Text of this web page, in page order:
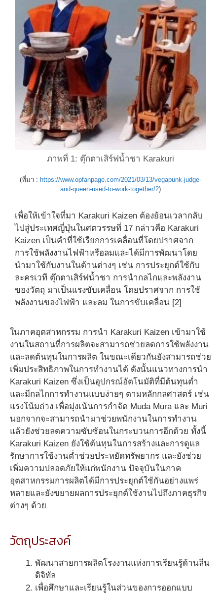
ภาพที่ 1: ตุ๊กตาเสิร์ฟน้ำชา Karakuri
(ที่มา : https://www.opfanpage.com/2021/03/13/vegapunk-judge-
and-queen-used-to-work-together/2)
เพื่อให้เข้าใจที่มา Karakuri Kaizen ต้องย้อนเวลากลับ
ไปสู่ประเทศญี่ปุ่นในศตวรรษที่ 17 กล่าวคือ Karakuri
Kaizen เป็นคำที่ใช้เรียกการเคลื่อนที่โดยปราศจาก
การใช้พลังงานไฟฟ้าหรือลมและได้มีการพัฒนาโดย
นำมาใช้กับงานในด้านต่างๆ เช่น การประยุกต์ใช้กับ
ละครเวที ตุ๊กตาเสิร์ฟน้ำชา การนำกลไกและพลังงาน
ของวัตถุ มาเป็นแรงขับเคลื่อน โดยปราศจาก การใช้
พลังงานของไฟฟ้า และลม ในการขับเคลื่อน [2]
ในภาคอุตสาหกรรม การนำ Karakuri Kaizen เข้ามาใช้
งานในสถานที่การผลิตจะสามารถช่วยลดการใช้พลังงาน
และลดต้นทุนในการผลิต ในขณะเดียวกันยังสามารถช่วย
เพิ่มประสิทธิภาพในการทำงานได้ ดังนั้นแนวทางการนำ
Karakuri Kaizen ซึ่งเป็นอุปกรณ์อัตโนมัติที่มีต้นทุนต่ำ
และมีกลไกการทำงานแบบง่ายๆ ตามหลักกลศาสตร์ เช่น
แรงโน้มถ่วง เพื่อมุ่งเน้นการกำจัด Muda Mura และ Muri
นอกจากจะสามารถนำมาช่วยพนักงานในการทำงาน
แล้วยังช่วยลดความซับซ้อนในกระบวนการอีกด้วย ทั้งนี้
Karakuri Kaizen ยังใช้ต้นทุนในการสร้างและการดูแล
รักษาการใช้งานต่ำช่วยประหยัดทรัพยากร และยังช่วย
เพิ่มความปลอดภัยให้แก่พนักงาน ปัจจุบันในภาค
อุตสาหกรรมการผลิตได้มีการประยุกต์ใช้กันอย่างแพร่
หลายและยังขยายผลการประยุกต์ใช้งานไปถึงภาคธุรกิจ
ต่างๆ ด้วย
วัตถุประสงค์
พัฒนาสายการผลิตโรงงานแห่งการเรียนรู้ด้านลีน
ดิจิทัล
เพื่อศึกษาและเรียนรู้ในส่วนของการออกแบบ